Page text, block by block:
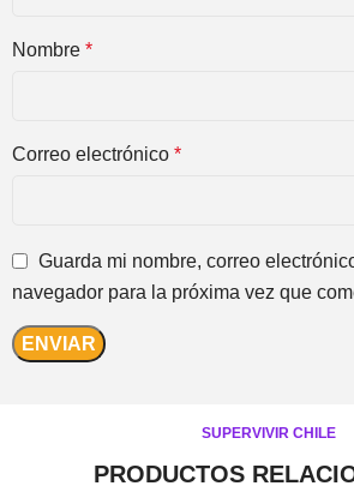
Nombre *
Correo electrónico *
Guarda mi nombre, correo
navegador para la próxima vez que
SUPERVIVIR CHILE
PRODUCTOS